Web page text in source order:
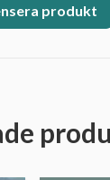
produkt